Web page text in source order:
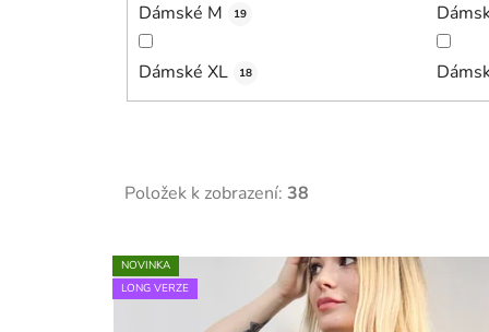
Dámské M 19
Dámské XL 18
Položek k zobrazení: 38
V
ý
NOVINKA
LONG VERZE